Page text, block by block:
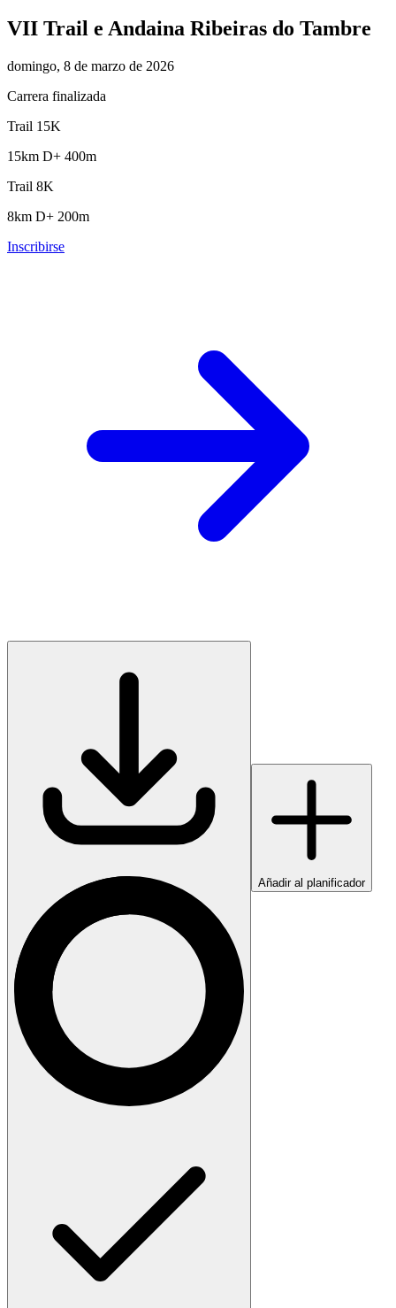
VII Trail e Andaina Ribeiras do Tambre
domingo, 8 de marzo de 2026
Carrera finalizada
Trail 15K
15km D+ 400m
Trail 8K
8km D+ 200m
Inscribirse
Añadir al planificador